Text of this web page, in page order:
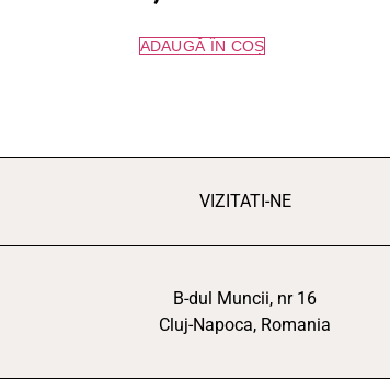
ADAUGĂ ÎN COȘ
VIZITATI-NE
B-dul Muncii, nr 16
Cluj-Napoca, Romania